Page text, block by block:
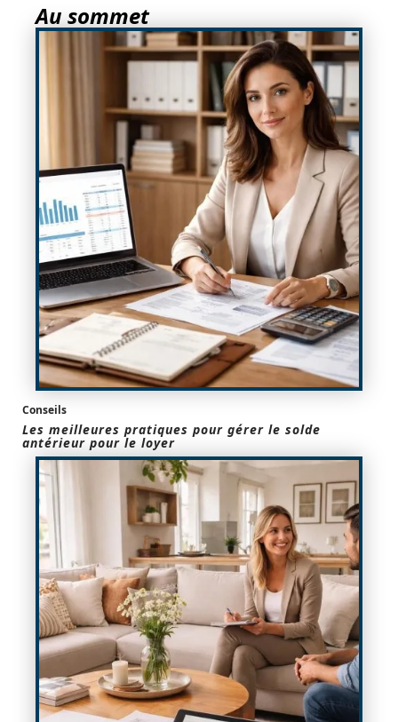
Au sommet
Conseils
Les meilleures pratiques pour gérer le solde
antérieur pour le loyer